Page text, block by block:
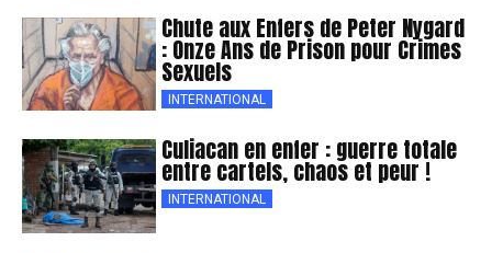
Chute aux Enfers de Peter Nygard
: Onze Ans de Prison pour Crimes
Sexuels
INTERNATIONAL
Culiacan en enfer : guerre totale
entre cartels, chaos et peur !
INTERNATIONAL